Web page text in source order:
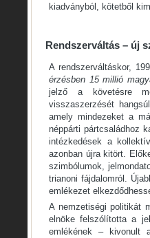
kiadványból, kötetből
Rendszerváltás – új
A rendszerváltáskor,
érzésben 15 millió
jelző a követésre
visszaszerzését
amely mindezeket a
néppárti pártcsaládhoz
intézkedések a
azonban újra kitört.
szimbólumok,
trianoni fájdalomról.
emlékezet
A nemzetiségi politikát
elnöke felszólította a
emlékének – kivonult